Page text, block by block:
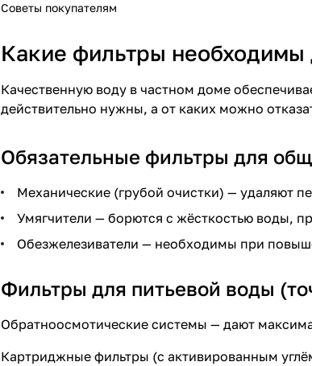
Советы покупателям
Какие фильтры необходимы
Качественную воду в частном доме
действительно нужны, а от каких можно
Обязательные фильтры для
Механические (грубой очистки) — удаляют
Умягчители — борются с жёсткостью воды,
Обезжелезиватели — необходимы при
Фильтры для питьевой воды
Обратноосмотические системы — дают
Картриджные фильтры (с активированным